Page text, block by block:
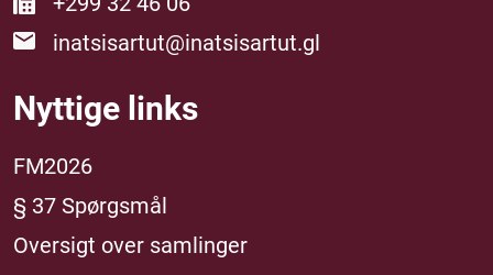
inatsisartut@inatsisartut.gl
Nyttige links
FM2026
§ 37 Spørgsmål
Oversigt over samlinger